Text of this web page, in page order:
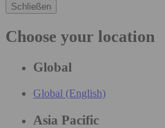
Schließen
Choose your location
Global
Global (English)
Asia Pacific